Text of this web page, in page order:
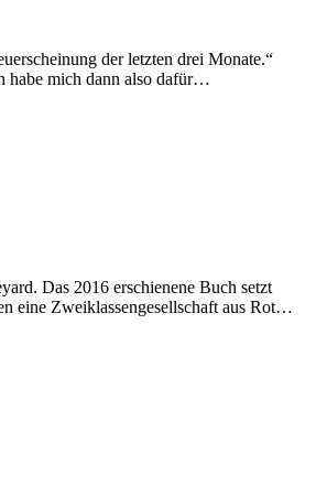
der letzten drei Monate.“
habe mich dann also dafür…
Das 2016 erschienene Buch setzt
eine Zweiklassengesellschaft aus Rot…